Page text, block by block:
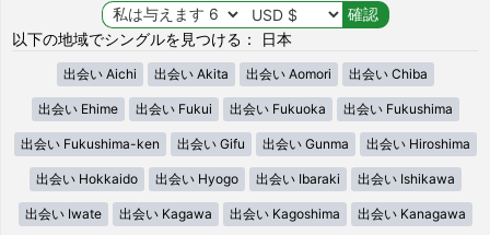
以下の地域でシングルを見つける： 日本
出会い Aichi 出会い Akita 出会い Aomori 出会い Chiba
出会い Ehime 出会い Fukui 出会い Fukuoka 出会い Fukushima
出会い Fukushima-ken 出会い Gifu 出会い Gunma 出会い Hiroshima
出会い Hokkaido 出会い Hyogo 出会い Ibaraki 出会い Ishikawa
出会い Iwate 出会い Kagawa 出会い Kagoshima 出会い Kanagawa